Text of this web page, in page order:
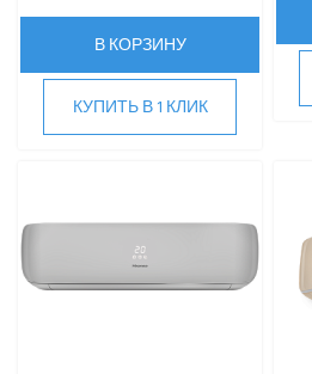
В КОРЗИНУ
КУПИТЬ В 1 КЛИК